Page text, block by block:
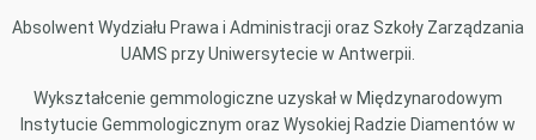
Absolwent Wydziału Prawa i Administracji oraz Szkoły Zarządzania
UAMS przy Uniwersytecie w Antwerpii.
Wykształcenie gemmologiczne uzyskał w Międzynarodowym
Instytucie Gemmologicznym oraz Wysokiej Radzie Diamentów w